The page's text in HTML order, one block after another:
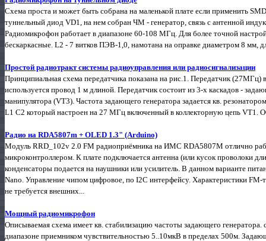
Схема проста и может быть собрана на маленькой плате если применить
туннельный диод VD1, на нем собран ЧМ - генератор, связь с антенной
Радиомикрофон работает в диапазоне 60-108 МГц. Для более точной
бескаркасные. L2 - 7 витков ПЭВ-1,0, намотана на оправке диаметром 8 мм,
Простой радиотракт системы радиоуправления или радиосигнализации
Принципиальная схема передатчика показана на рис.1. Передатчик
используется провод 1 м длиной. Передатчик состоит из 3-х каскадов -
манипулятора (VT3). Частота задающего генератора задается кв.
L1 C2 который настроен на 27 МГц включенный в коллекторную цепь VT1.
Радио на RDA5807m + OLED 1.3" (Arduino)
Модуль RRD_102v 2.0 FM радиоприёмника на ИМС RDA5807M отлично
микроконтроллером. К плате подключается антенна (или кусок проволоки
конденсаторы подается на наушники или усилитель. В данном варианте
Nano. Управление чипом цифровое, по I2C интерфейсу. Характеристики
не требуется внешних...
Мощный радиомикрофон
Описываемая схема имеет кв. стабилизацию частоты задающего
диапазоне приемником чувствительностью 5..10мкВ в пределах 500м.